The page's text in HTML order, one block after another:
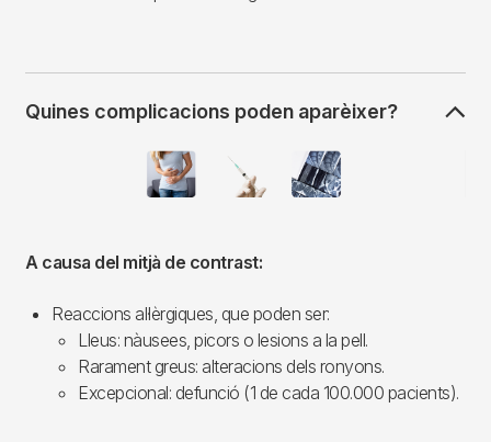
Quines complicacions poden aparèixer?
A causa del mitjà de contrast:
Reaccions al·lèrgiques, que poden ser:
Lleus: nàusees, picors o lesions a la pell.
Rarament greus: alteracions dels ronyons.
Excepcional: defunció (1 de cada 100.000 pacients).